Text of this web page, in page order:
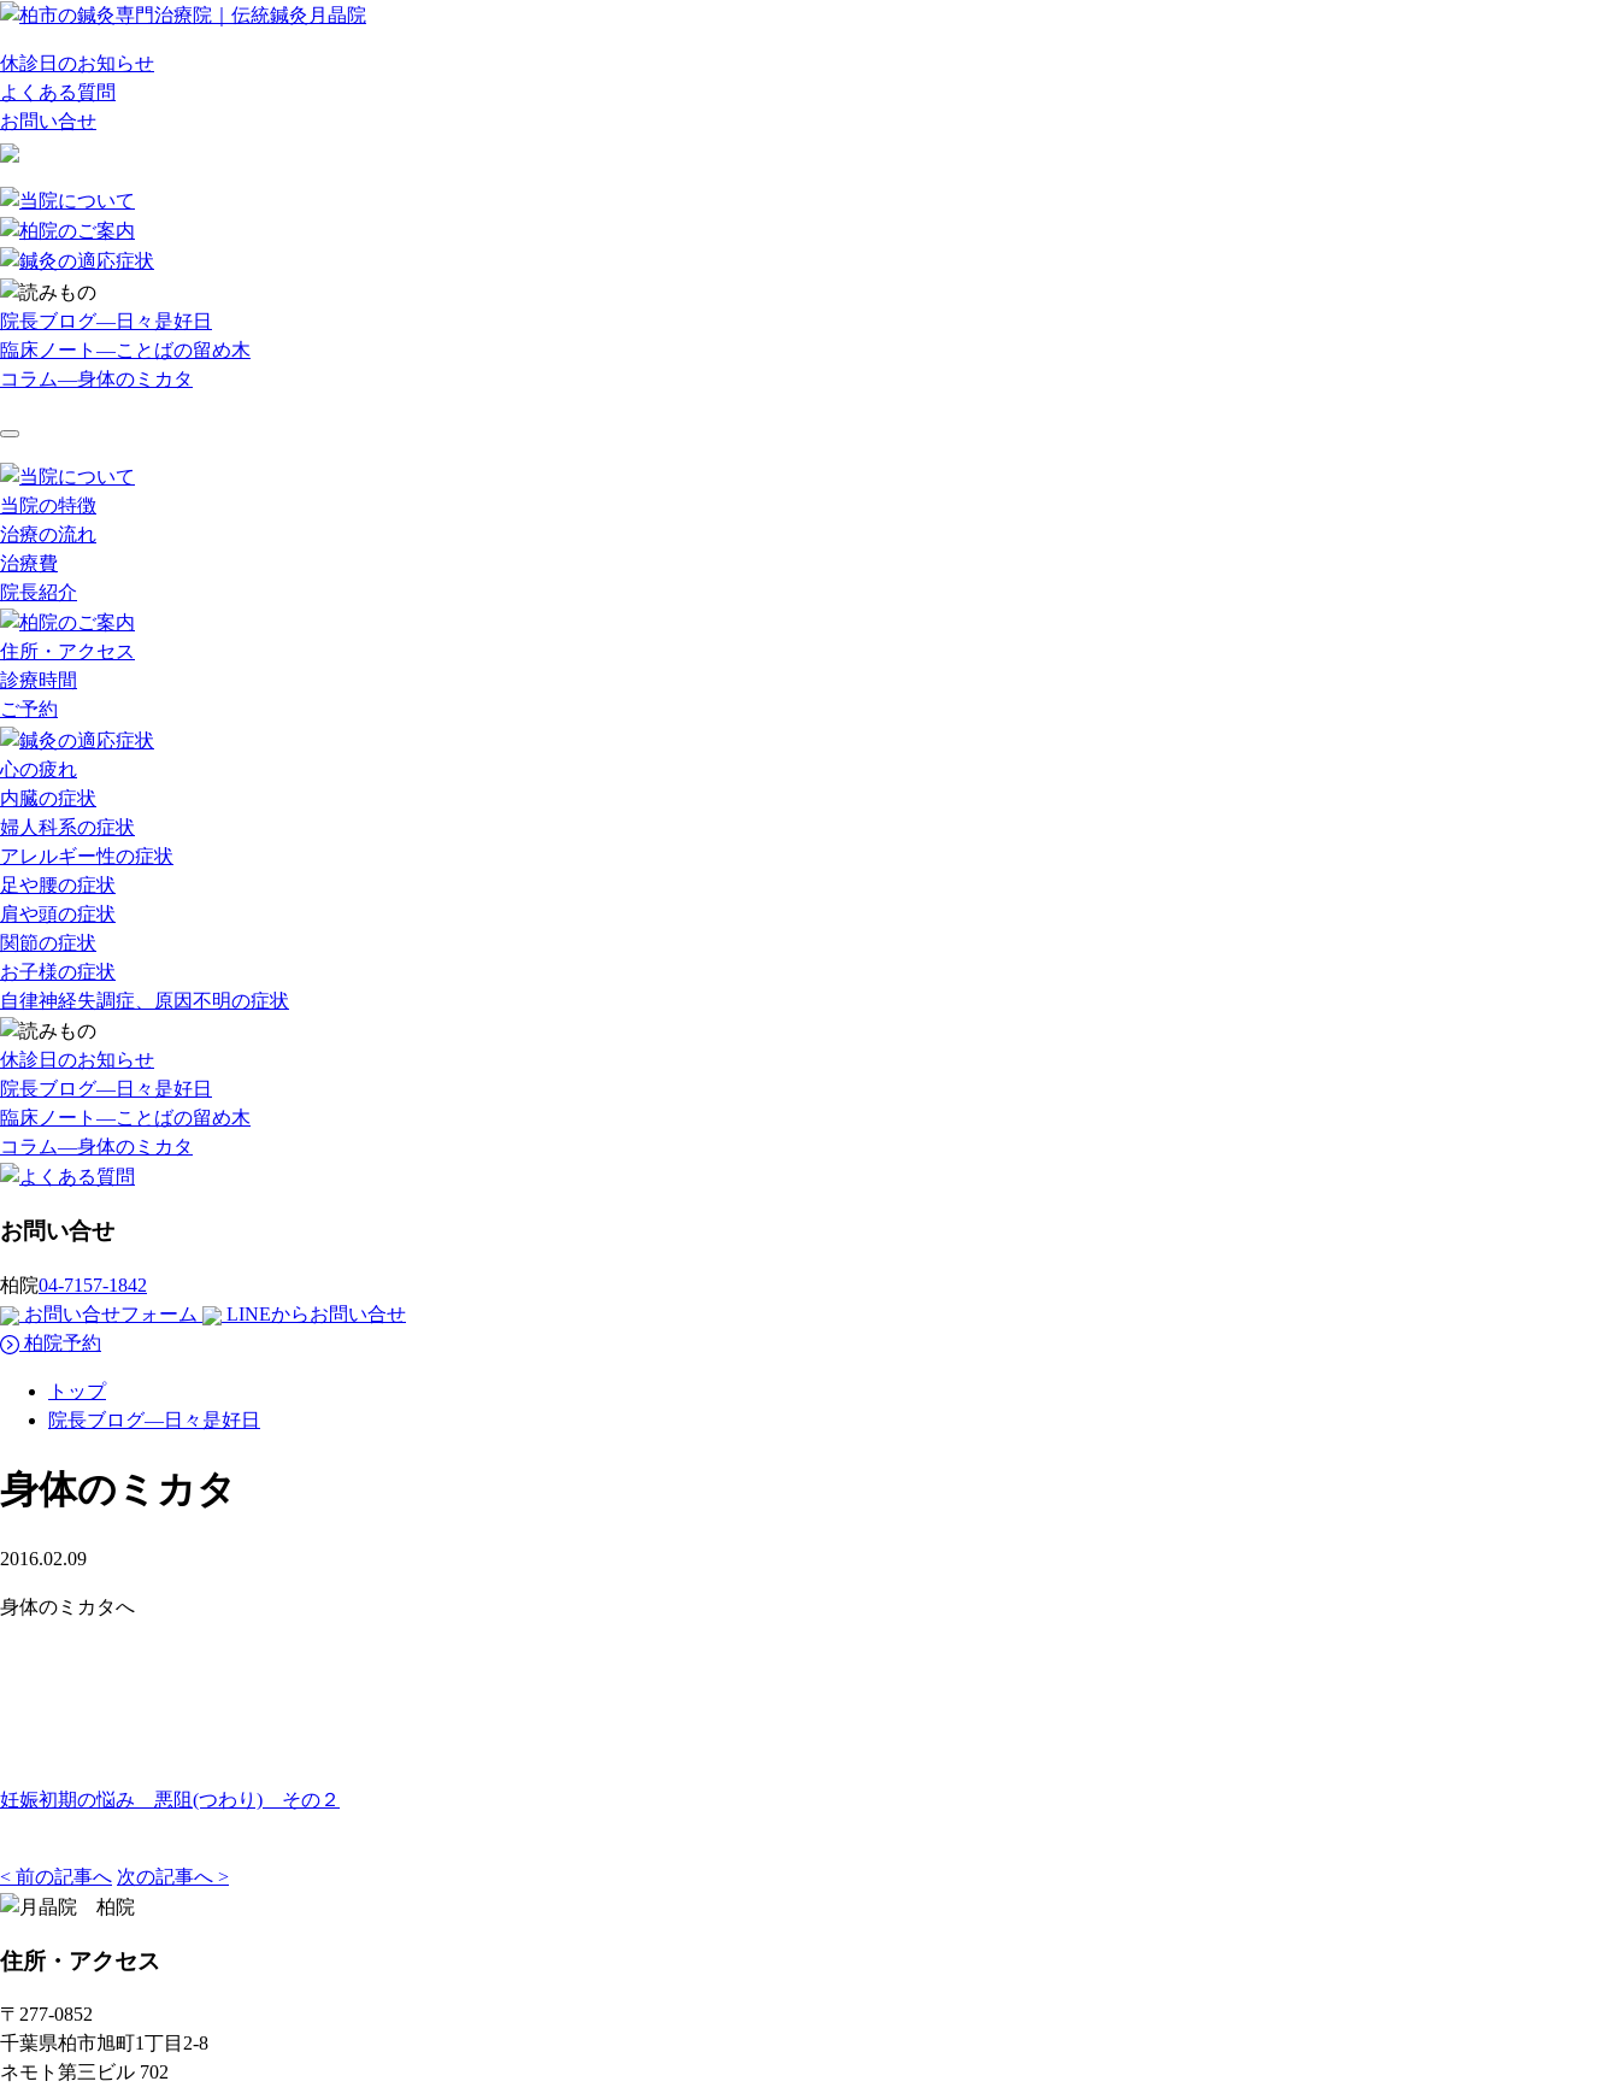
休診日のお知らせ
よくある質問
お問い合せ
院長ブログ―日々是好日
臨床ノート―ことばの留め木
コラム―身体のミカタ
当院の特徴
治療の流れ
治療費
院長紹介
住所・アクセス
診療時間
ご予約
心の疲れ
内臓の症状
婦人科系の症状
アレルギー性の症状
足や腰の症状
肩や頭の症状
関節の症状
お子様の症状
自律神経失調症、原因不明の症状
休診日のお知らせ
院長ブログ―日々是好日
臨床ノート―ことばの留め木
コラム―身体のミカタ
お問い合せ
柏院04-7157-1842
お問い合せフォーム
LINEからお問い合せ
柏院予約
トップ
院長ブログ―日々是好日
身体のミカタ
2016.02.09
身体のミカタへ
妊娠初期の悩み 悪阻(つわり) その２
< 前の記事へ 次の記事へ >
住所 ・アクセス
〒277-0852
千葉県柏市旭町1丁目2-8
ネモト第三ビル 702